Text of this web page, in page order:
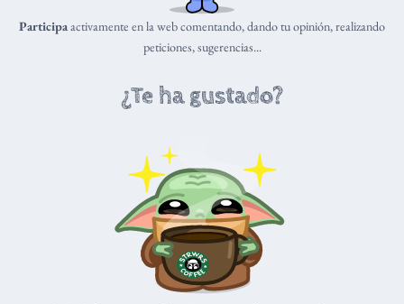
Participaactivamente en la web comentando, dando tu opinión, realizando
peticiones, sugerencias...
¿Te ha gustado?